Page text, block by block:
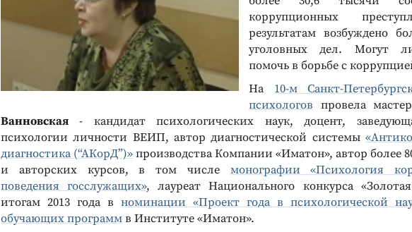
коррупционных
результатам возбуждено
уголовных дел. Могут
помочь в борьбе с
На 10-м Санкт-
психологов провела
Ванновская - кандидат психологических наук, доцент,
психологии личности ВЕИП, автор диагностической системы
диагностика (“АКорД”)»производства Компании «Иматон», автор более
и авторских курсов, в том числе монографии «Психология
поведения госслужащих», лауреат Национального конкурса
итогам 2013 года в номинации «Проект года в психологической
обучающих программв Институте «Иматон».